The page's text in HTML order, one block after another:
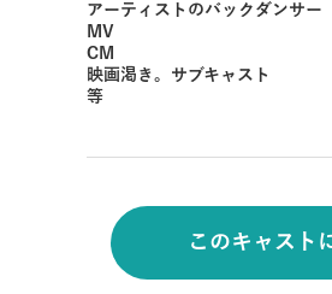
アーティストのバックダンサー
MV
CM
映画渇き。サブキャスト
等
このキャスト